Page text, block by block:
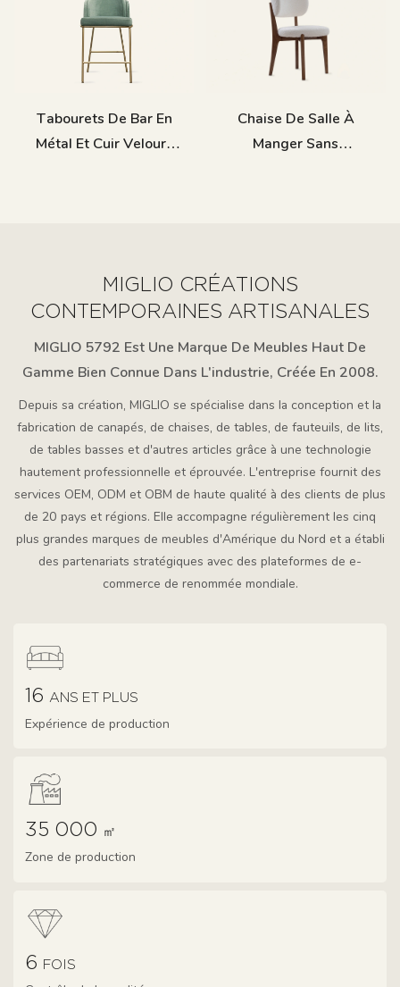
Tabourets De Bar En
Métal Et Cuir Velours
Chaise De Salle À
Manger Sans
MIGLIO CRÉATIONS
CONTEMPORAINES ARTISANALES
MIGLIO 5792 Est Une Marque De Meubles Haut De
Gamme Bien Connue Dans L'industrie, Créée En 2008.
Depuis sa création, MIGLIO se spécialise dans la conception et la
fabrication de canapés, de chaises, de tables, de fauteuils, de lits,
de tables basses et d'autres articles grâce à une technologie
hautement professionnelle et éprouvée. L'entreprise fournit des
services OEM, ODM et OBM de haute qualité à des clients de plus
de 20 pays et régions. Elle accompagne régulièrement les cinq
plus grandes marques de meubles d'Amérique du Nord et a établi
des partenariats stratégiques avec des plateformes de e-
commerce de renommée mondiale.
16ANS ET PLUS
Expérience de production
35 000 ㎡
Zone de production
6 FOIS